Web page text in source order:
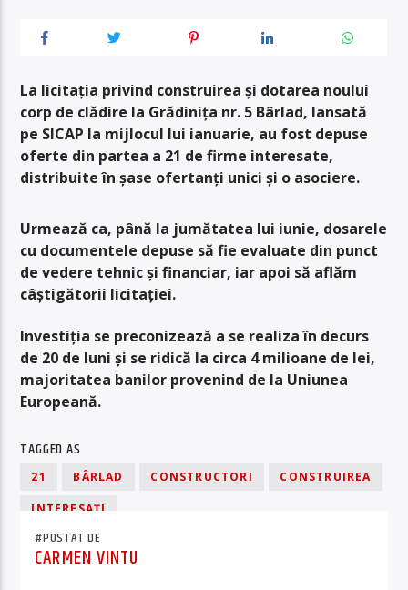
La licitația privind construirea și dotarea noului
corp de clădire la Grădinița nr. 5 Bârlad, lansată
pe SICAP la mijlocul lui ianuarie, au fost depuse
oferte din partea a 21 de firme interesate,
distribuite în șase ofertanți unici și o asociere.
Urmează ca, până la jumătatea lui iunie, dosarele
cu documentele depuse să fie evaluate din punct
de vedere tehnic și financiar, iar apoi să aflăm
câștigătorii licitației.
Investiția se preconizează a se realiza în decurs
de 20 de luni și se ridică la circa 4 milioane de lei,
majoritatea banilor provenind de la Uniunea
Europeană.
TAGGED AS
21 BÂRLAD CONSTRUCTORI CONSTRUIREA
INTERESAȚI
#POSTAT DE
CARMEN VINTU